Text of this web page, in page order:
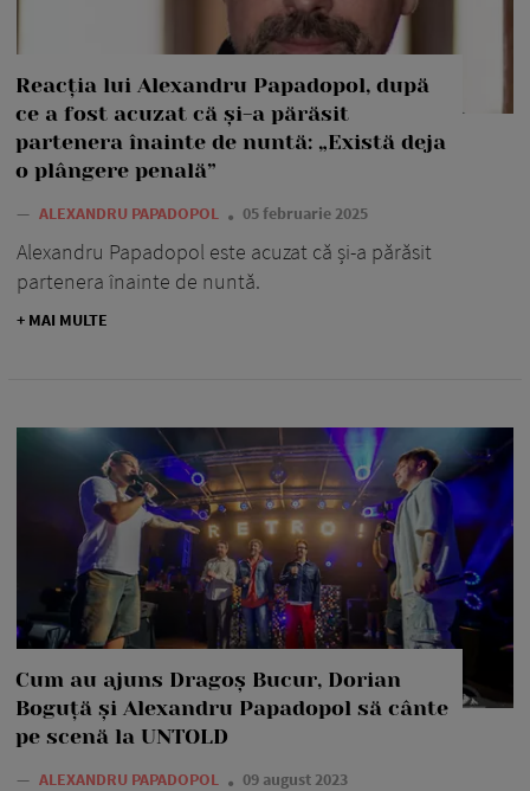
Reacția lui Alexandru Papadopol, după
ce a fost acuzat că și-a părăsit
partenera înainte de nuntă: „Există deja
o plângere penală”
— ALEXANDRU PAPADOPOL 05 februarie 2025
Alexandru Papadopol este acuzat că și-a părăsit
partenera înainte de nuntă.
+ MAI MULTE
Cum au ajuns Dragoș Bucur, Dorian
Boguță și Alexandru Papadopol să cânte
pe scenă la UNTOLD
— ALEXANDRU PAPADOPOL 09 august 2023